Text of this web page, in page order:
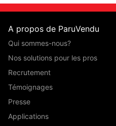
A propos de ParuVendu
Qui sommes-nous?
Nos solutions pour les pros
Recrutement
Témoignages
Presse
Applications